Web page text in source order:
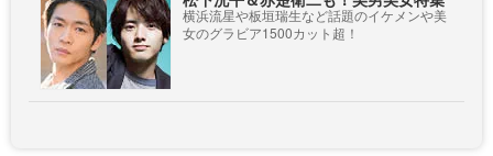
横浜流星や板垣瑞生など話題のイケメンや美
女のグラビア1500カット超！